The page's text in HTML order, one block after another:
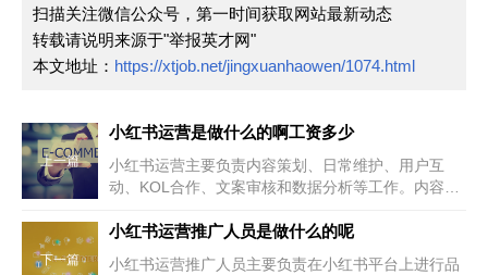
扫描关注微信公众号，第一时间获取网站最新动态
转载请说明来源于"举报英才网"
本文地址： https://xtjob.net/jingxuanhaowen/1074.html
上一篇
小红书运营是做什么的啊工资多少
小红书运营主要负责内容策划、日常维护、用户互
动、KOL合作、文案审核和数据分析等工作。内容策
下一篇
小红书运营推广人员是做什么的呢
小红书运营推广人员主要负责在小红书平台上进行品